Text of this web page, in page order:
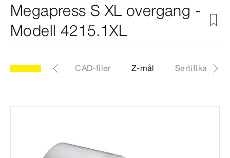
Megapress S XL overgang -
Modell 4215.1XL
Artikkel CAD-filer Z-mål Sertifikater